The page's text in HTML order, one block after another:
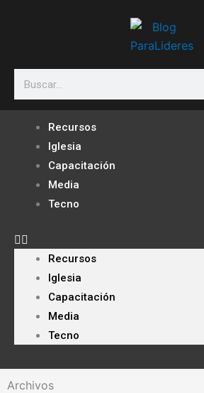
Search
Recursos
Iglesia
Capacitación
Media
Tecno
Recursos
Iglesia
Capacitación
Media
Tecno
Archivos
Archivos